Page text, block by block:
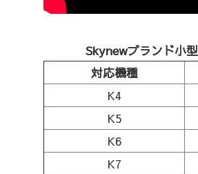
Skynewブランド小
対応機種
K4
K5
K6
K7